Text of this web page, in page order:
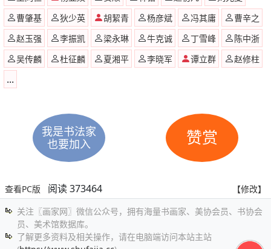
曹肇基
狄少英 胡絜青 杨彦斌 冯其庸
曹辛之
赵玉强
李振凯 梁永琳 牛克诚 丁雪峰
陈中浙
吴传麟
杜征麟 夏湘平 李晓军 谭立群 赵修柱
...
我是书法家
也要加入
赞赏
【修改】
查看PC版 阅读 373464
关注〖画家网〗微信公众号，拥有海量书画家、美协会员、书协会
员、美术馆数据库。
了解更多资料及相关操作，请在电脑端访问本站主站